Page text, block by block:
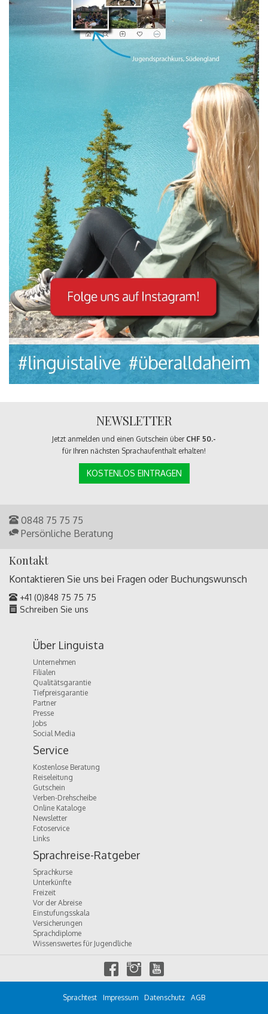
NEWSLETTER
Jetzt anmelden und einen Gutschein über CHF 50.-
für Ihren nächsten Sprachaufenthalt erhalten!
KOSTENLOS EINTRAGEN
0848 75 75 75
Persönliche Beratung
Kontakt
Kontaktieren Sie uns bei Fragen oder Buchungswunsch
+41 (0)848 75 75 75
Schreiben Sie uns
Über Linguista
Unternehmen
Filialen
Qualitätsgarantie
Tiefpreisgarantie
Partner
Presse
Jobs
Social Media
Service
Kostenlose Beratung
Reiseleitung
Gutschein
Verben-Drehscheibe
Online Kataloge
Newsletter
Fotoservice
Links
Sprachreise-Ratgeber
Sprachkurse
Unterkünfte
Freizeit
Vor der Abreise
Einstufungsskala
Versicherungen
Sprachdiplome
Wissenswertes für Jugendliche
e
t
t
Sprachtest Impressum Datenschutz AGB